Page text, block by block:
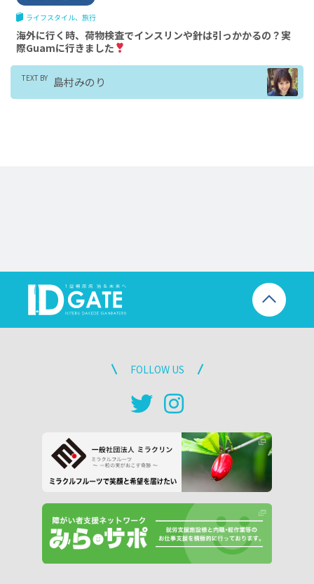
ライフスタイル 旅行
海外に行く時、荷物検査でインスリンや針は引っかかるの？実
際Guamに行きました
TEXT BY 島村みのり
FOLLOW US